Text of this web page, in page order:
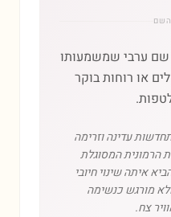
שם ערבי שמשמעותו
או רוחות בוקר
עדינה וזרימה
הרמונית המסוגלת
איתה שינוי חיובי
מורגש כנשימה
צח.